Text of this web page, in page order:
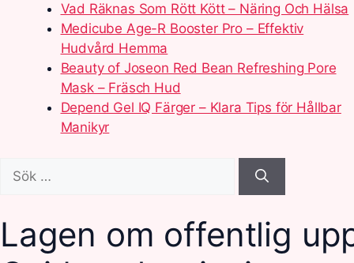
Vad Räknas Som Rött Kött – Näring Och Hälsa
Medicube Age-R Booster Pro – Effektiv
Hudvård Hemma
Beauty of Joseon Red Bean Refreshing Pore
Mask – Fräsch Hud
Depend Gel IQ Färger – Klara Tips för Hållbar
Manikyr
efter:
Lagen om offentlig